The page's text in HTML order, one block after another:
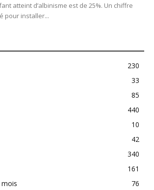
atteint d’albinisme est de 25%. Un chiffre
pour installer...
230
33
85
440
10
42
340
161
76